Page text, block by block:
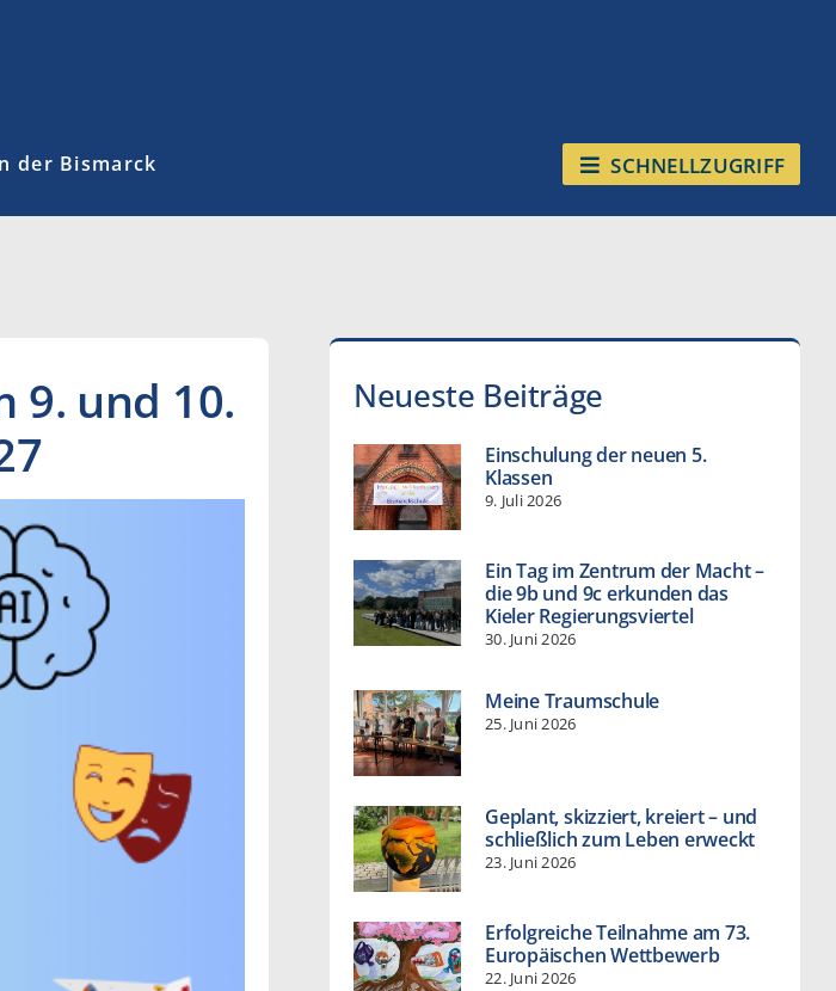
der Bismarck SCHNELLZUGRIFF
9. und 10.
Neueste Beiträge
Einschulung der neuen 5.
Klassen
9. Juli 2026
Ein Tag im Zentrum der Macht –
die 9b und 9c erkunden das
Kieler Regierungsviertel
30. Juni 2026
Meine Traumschule
25. Juni 2026
Geplant, skizziert, kreiert – und
schließlich zum Leben erweckt
23. Juni 2026
Erfolgreiche Teilnahme am 73.
Europäischen Wettbewerb
22. Juni 2026